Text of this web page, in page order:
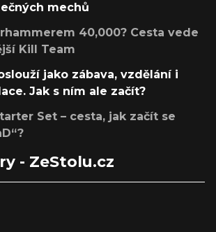
mechů
40,000? Cesta vede
Kill Team
jako zábava, vzdělání i
Jak s ním ale začít?
Set – cesta, jak začít se
- ZeStolu.cz